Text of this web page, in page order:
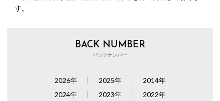
す。
BACK NUMBER
バックナンバー
2026年 2025年
2014年
2024年
2023年
2022年